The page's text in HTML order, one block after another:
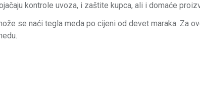
kontrole uvoza, i zaštite kupca, ali i domaće
se naći tegla meda po cijeni od devet maraka. Za